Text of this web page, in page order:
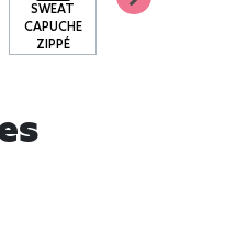
SWEAT
CAPUCHE
ZIPPÉ